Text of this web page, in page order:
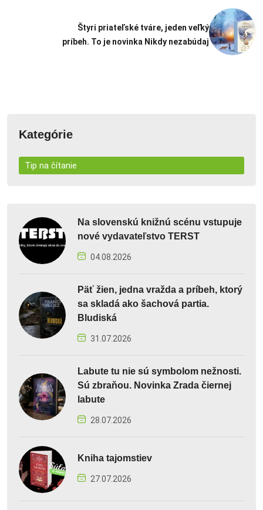
Štyri priateľské tváre, jeden veľký
príbeh. To je novinka Nikdy nezabúdaj
Kategórie
Tip na čítanie
Na slovenskú knižnú scénu vstupuje
nové vydavateľstvo TERST
04.08.2026
Päť žien, jedna vražda a príbeh, ktorý
sa skladá ako šachová partia.
Bludiská
31.07.2026
Labute tu nie sú symbolom nežnosti.
Sú zbraňou. Novinka Zrada čiernej
labute
28.07.2026
Kniha tajomstiev
27.07.2026